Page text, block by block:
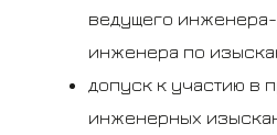
ведущего
инженера по
допуск к участию в
инженерных